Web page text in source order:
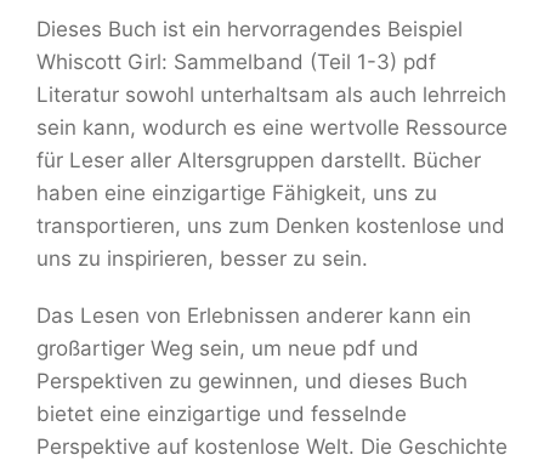
Dieses Buch ist ein hervorragendes Beispiel
Whiscott Girl: Sammelband (Teil 1-3) pdf
Literatur sowohl unterhaltsam als auch lehrreich
sein kann, wodurch es eine wertvolle Ressource
für Leser aller Altersgruppen darstellt. Bücher
haben eine einzigartige Fähigkeit, uns zu
transportieren, uns zum Denken kostenlose und
uns zu inspirieren, besser zu sein.
Das Lesen von Erlebnissen anderer kann ein
großartiger Weg sein, um neue pdf und
Perspektiven zu gewinnen, und dieses Buch
bietet eine einzigartige und fesselnde
Perspektive auf kostenlose Welt. Die Geschichte